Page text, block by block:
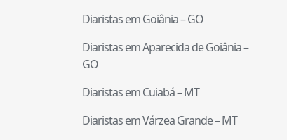
Diaristas emGoiânia–GO
Diaristas emAparecida de Goiânia–
GO
Diaristas emCuiabá–MT
Diaristas emVárzea Grande–MT